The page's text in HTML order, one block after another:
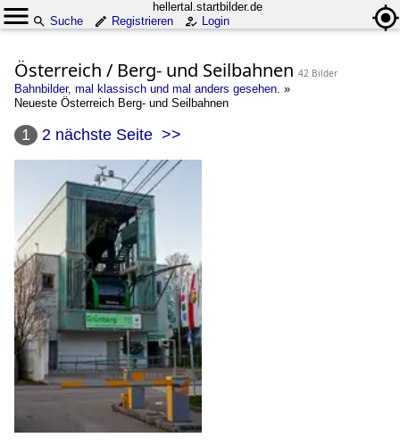
hellertal.startbilder.de
Suche
Registrieren Login
Österreich / Berg- und Seilbahnen 42 Bilder
Bahnbilder, mal klassisch und mal anders gesehen. »
Neueste Österreich Berg- und Seilbahnen
1 2 nächste Seite >>